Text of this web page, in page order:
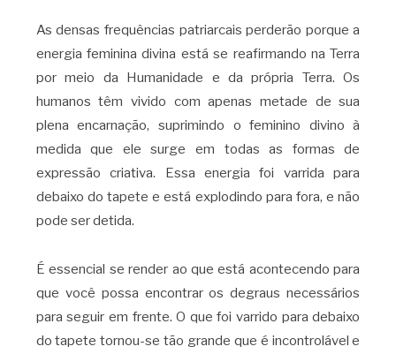
As densas frequências patriarcais perderão porque a
energia feminina divina está se reafirmando na Terra
por meio da Humanidade e da própria Terra. Os
humanos têm vivido com apenas metade de sua
plena encarnação, suprimindo o feminino divino à
medida que ele surge em todas as formas de
expressão criativa. Essa energia foi varrida para
debaixo do tapete e está explodindo para fora, e não
pode ser detida.
É essencial se render ao que está acontecendo para
que você possa encontrar os degraus necessários
para seguir em frente. O que foi varrido para debaixo
do tapete tornou-se tão grande que é incontrolável e